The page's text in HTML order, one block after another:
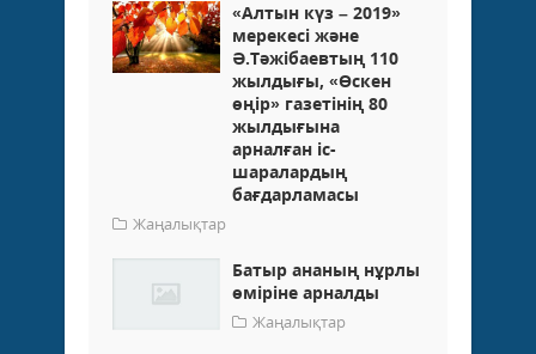
«Алтын күз – 2019»
мерекесі және
Ә.Тәжібаевтың 110
жылдығы, «Өскен
өңір» газетінің 80
жылдығына
арналған іс-
шаралардың
бағдарламасы
Жаңалықтар
Батыр ананың нұрлы
өміріне арналды
Жаңалықтар